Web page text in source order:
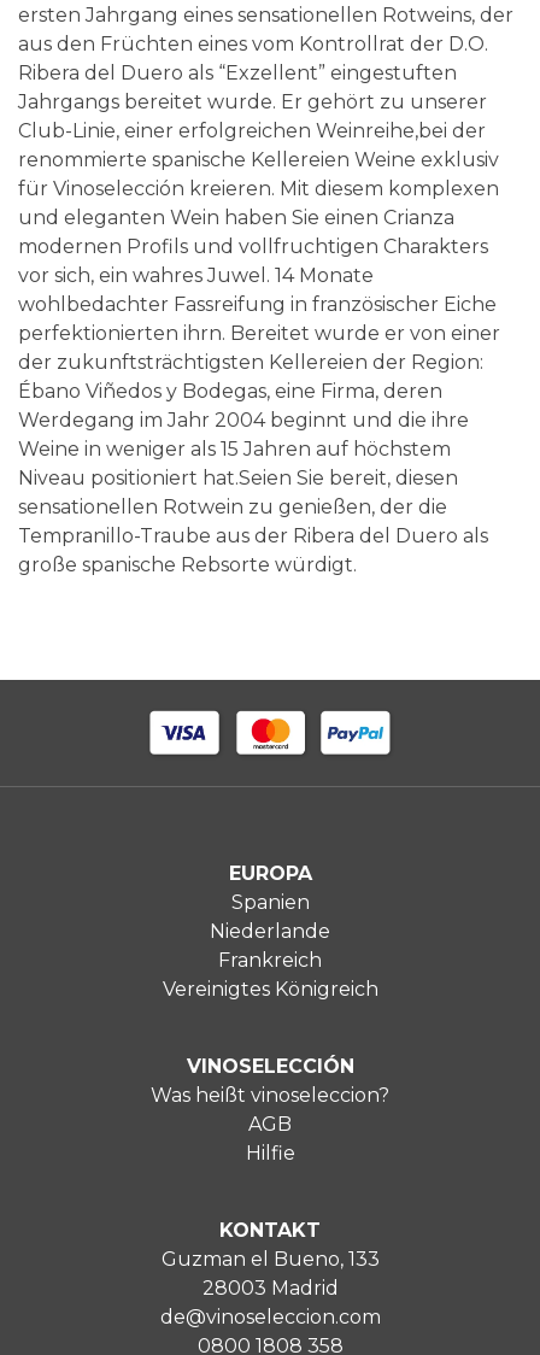
ersten Jahrgang eines sensationellen Rotweins, der
aus den Früchten eines vom Kontrollrat der D.O.
Ribera del Duero als “Exzellent” eingestuften
Jahrgangs bereitet wurde. Er gehört zu unserer
Club-Linie, einer erfolgreichen Weinreihe,bei der
renommierte spanische Kellereien Weine exklusiv
für Vinoselección kreieren. Mit diesem komplexen
und eleganten Wein haben Sie einen Crianza
modernen Profils und vollfruchtigen Charakters
vor sich, ein wahres Juwel. 14 Monate
wohlbedachter Fassreifung in französischer Eiche
perfektionierten ihrn. Bereitet wurde er von einer
der zukunftsträchtigsten Kellereien der Region:
Ébano Viñedos y Bodegas, eine Firma, deren
Werdegang im Jahr 2004 beginnt und die ihre
Weine in weniger als 15 Jahren auf höchstem
Niveau positioniert hat.Seien Sie bereit, diesen
sensationellen Rotwein zu genießen, der die
Tempranillo-Traube aus der Ribera del Duero als
große spanische Rebsorte würdigt.
EUROPA
Spanien
Niederlande
Frankreich
Vereinigtes Königreich
VINOSELECCIÓN
Was heißt vinoseleccion?
AGB
Hilfie
KONTAKT
Guzman el Bueno, 133
28003 Madrid
de@vinoseleccion.com
0800 1808 358